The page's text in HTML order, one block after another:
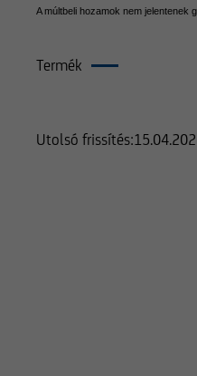
A múltbeli hozamok nem jelentenek
Termék
Utolsó frissítés: